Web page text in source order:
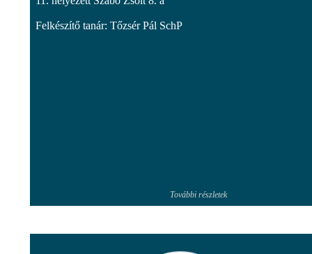
Felkészítő tanár: Tőzsér Pál SchP
További részletek